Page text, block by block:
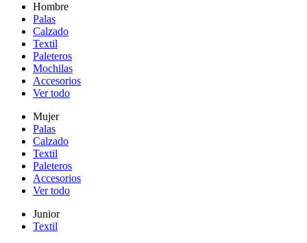
Hombre
Palas
Calzado
Textil
Paleteros
Mochilas
Accesorios
Ver todo
Mujer
Palas
Calzado
Textil
Paleteros
Accesorios
Ver todo
Junior
Textil